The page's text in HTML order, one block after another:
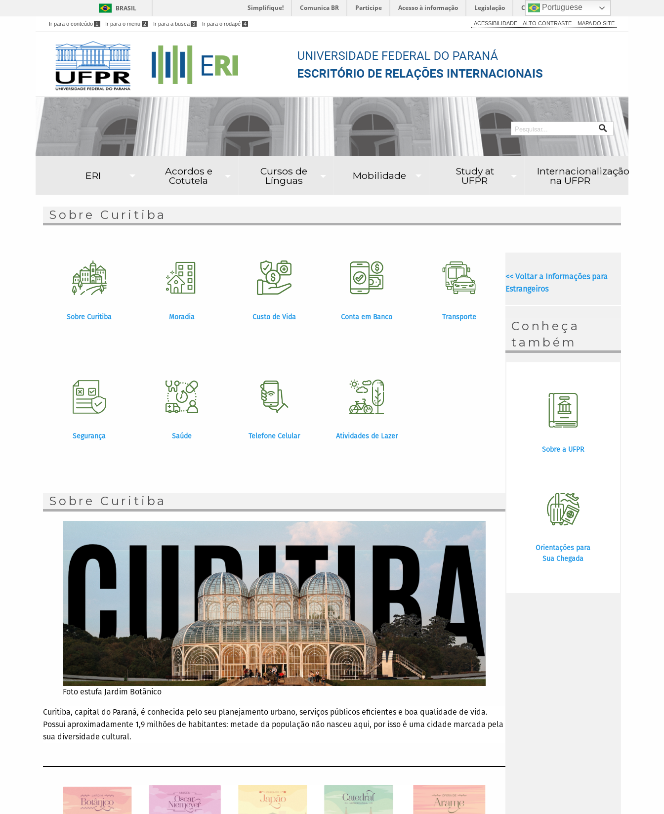
BRASIL Simplifique! Comunica BR Participe Acesso à informação Legislação Canais
Ir para o conteúdo 1 Ir para o menu 2 Ir para a busca 3 Ir para o rodapé 4 ACESSIBILIDADE ALTO CONTRASTE MAPA DO SITE
ERI Acordos e
Cotutela
Cursos de
Línguas Mobilidade Study at
UFPR
Internacionalização
na UFPR
Sobre Curitiba
Sobre Curitiba Moradia Custo de Vida Conta em Banco Transporte
Segurança Saúde Telefone Celular Atividades de Lazer
Sobre Curitiba
Foto estufa Jardim Botânico
Curitiba, capital do Paraná, é conhecida pelo seu planejamento urbano, serviços públicos eficientes e boa qualidade de vida.
Possui aproximadamente 1,9 milhões de habitantes: metade da população não nasceu aqui, por isso é uma cidade marcada pela
sua diversidade cultural.
<< Voltar a Informações para
Estrangeiros
Conheça
também
Sobre a UFPR
Orientações para
Sua Chegada
Portuguese